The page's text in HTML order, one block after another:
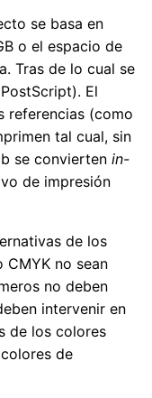
se basa en
o el espacio de
Tras de lo cual se
El
referencias (como
tal cual, sin
se convierten in-
de impresión
de los
CMYK no sean
no deben
intervenir en
de los colores
de